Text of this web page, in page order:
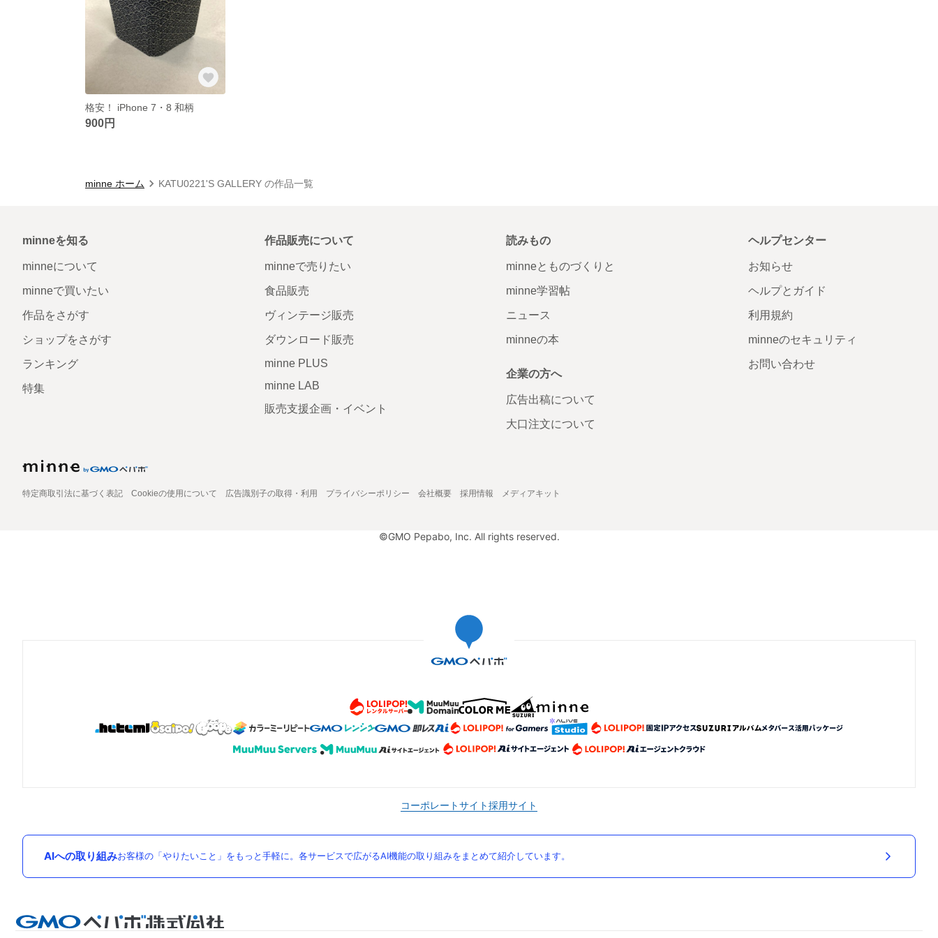
格安！ iPhone 7・8 和柄
900円
minne ホーム KATU0221'S GALLERY の作品一覧
minneを知る
minneについて
minneで買いたい
作品をさがす
ショップをさがす
ランキング
特集
作品販売について
minneで売りたい
食品販売
ヴィンテージ販売
ダウンロード販売
minne PLUS
minne LAB
販売支援企画・イベント
読みもの
minneとものづくりと
minne学習帖
ニュース
minneの本
企業の方へ
広告出稿について
大口注文について
ヘルプセンター
お知らせ
ヘルプとガイド
利用規約
minneのセキュリティ
お問い合わせ
特定商取引法に基づく表記 Cookieの使用について 広告識別子の取得・利用 プライバシーポリシー 会社概要 採用情報 メディアキット
©GMO Pepabo, Inc. All rights reserved.
コーポレートサイト採用サイト
AIへの取り組みお客様の「やりたいこと」をもっと手軽に。各サービスで広がるAI機能の取り組みをまとめて紹介しています。